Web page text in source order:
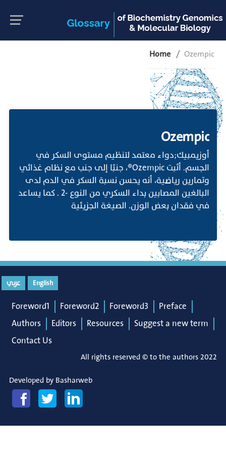
Home Ozempic
Ozempic
أوزيمبيك;دواء معتمد لتنظيم مستوى السكر في
الجسم. أثبت Ozempic®، جنبًا إلى جنب مع نظام غذائي
وتمارين رياضية، أنه يحسن نسبة السكر في الدم لدى
البالغين المصابين بداء السكري من النوع -2 . كما يساعد
في فقدان بعض الوزن. الصيغة الجزيئية
English عربي
Foreword1 Foreword2 Foreword3
Preface
Authors
Editors Resources
Suggest a new term
Contact Us
All rights reserved © to the authors 2022
Developed by Basharweb